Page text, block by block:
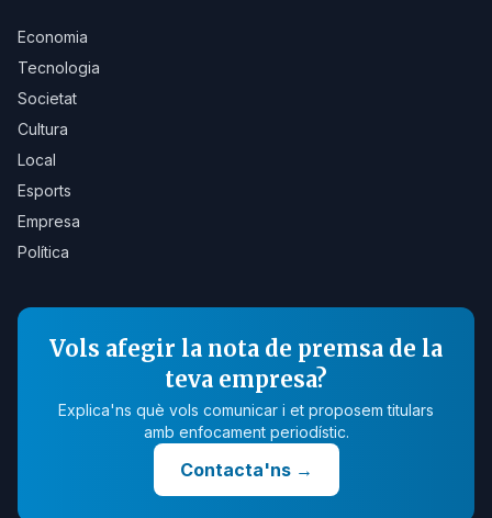
Economia
Tecnologia
Societat
Cultura
Local
Esports
Empresa
Política
Vols afegir la nota de premsa de la
teva empresa?
Explica'ns què vols comunicar i et proposem titulars
amb enfocament periodístic.
Contacta'ns→